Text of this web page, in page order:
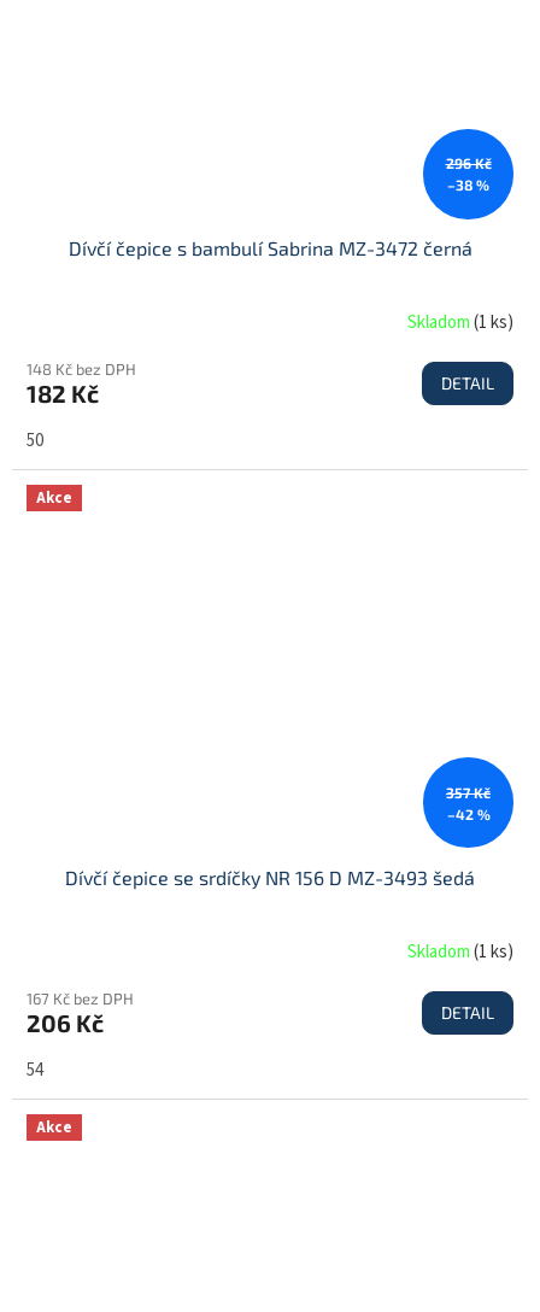
296 Kč
–38 %
Dívčí čepice s bambulí Sabrina MZ-3472 černá
Skladom(1 ks)
148 Kč bez DPH
182 Kč DETAIL
50
Akce
357 Kč
–42 %
Dívčí čepice se srdíčky NR 156 D MZ-3493 šedá
Skladom(1 ks)
167 Kč bez DPH
206 Kč DETAIL
54
Akce